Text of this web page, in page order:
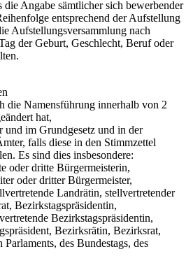
die Angabe sämtlicher sich bewerbender
entsprechend der Aufstellung
Aufstellungsversammlung nach
der Geburt, Geschlecht, Beruf oder
die Namensführung innerhalb von 2
hat,
und im Grundgesetz und in der
falls diese in den Stimmzettel
Es sind dies insbesondere:
oder dritte Bürgermeisterin,
oder dritter Bürgermeister,
Landrätin, stellvertretender
Bezirkstagspräsidentin,
Bezirkstagspräsidentin,
Bezirksrätin, Bezirksrat,
des Bundestags, des